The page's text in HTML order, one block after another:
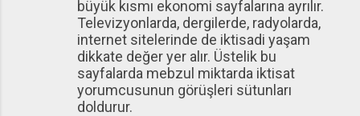
büyük kısmı ekonomi sayfalarına ayrılır.
Televizyonlarda, dergilerde, radyolarda,
internet sitelerinde de iktisadi yaşam
dikkate değer yer alır. Üstelik bu
sayfalarda mebzul miktarda iktisat
yorumcusunun görüşleri sütunları
doldurur.